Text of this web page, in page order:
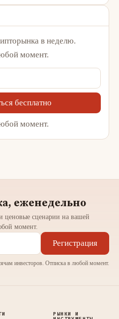
в неделю.
момент.
бесплатно
момент.
еженедельно
ценовые сценарии на вашей
момент.
Регистрация
инвесторов. Отписка в любой момент.
РЫНКИ И